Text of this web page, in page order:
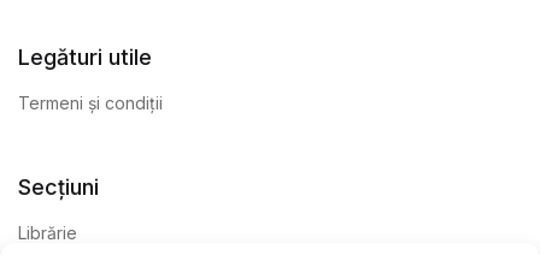
Legături utile
Termeni și condiții
Secțiuni
Librărie